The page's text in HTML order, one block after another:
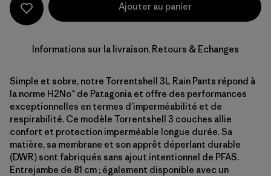
Ajouter au panier
Informations sur la livraison, Retours & Echanges
Simple et sobre, notre Torrentshell 3L Rain Pants répond à
la norme H2No™ de Patagonia et offre des performances
exceptionnelles en termes d’imperméabilité et de
respirabilité. Ce modèle Torrentshell 3 couches allie
confort et protection imperméable longue durée. Sa
matière, sa membrane et son apprêt déperlant durable
(DWR) sont fabriqués sans ajout intentionnel de PFAS.
Entrejambe de 81 cm ; également disponible avec un